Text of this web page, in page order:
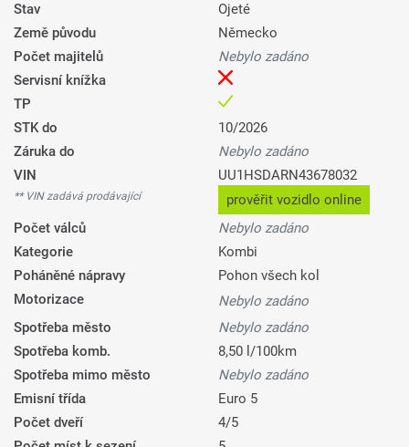
Stav
Ojeté
Země původu
Německo
Počet majitelů
Nebylo zadáno
Servisní knížka
TP
STK do
10/2026
Záruka do
Nebylo zadáno
VIN
** VIN zadává prodávající
UU1HSDARN43678032
prověřit vozidlo online
Počet válců
Nebylo zadáno
Kategorie
Kombi
Poháněné nápravy
Pohon všech kol
Motorizace
Nebylo zadáno
Spotřeba město
Nebylo zadáno
Spotřeba komb.
8,50 l/100km
Spotřeba mimo město
Nebylo zadáno
Emisní třída
Euro 5
Počet dveří
4/5